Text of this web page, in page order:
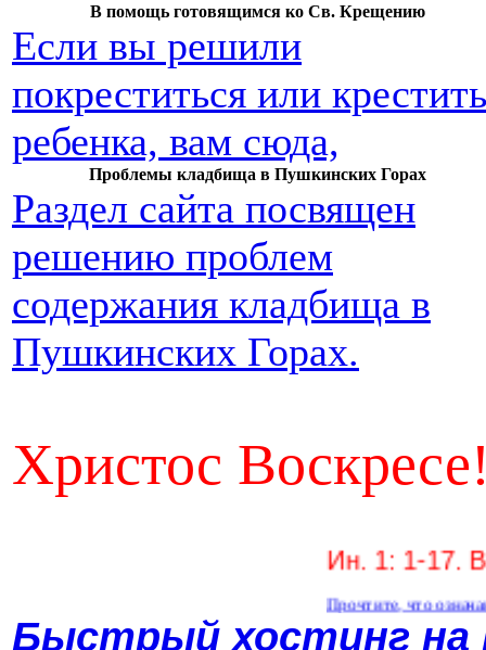
В помощь готовящимся ко Св. Крещению
Если вы решили
покреститься или крестить
ребенка, вам сюда,
Проблемы кладбища в Пушкинских Горах
Раздел сайта посвящен
решению проблем
содержания кладбища в
Пушкинских Горах.
Христос
Ин. 1: 1-17. В
Прочтите, что означают эти
Быстрый хостинг на